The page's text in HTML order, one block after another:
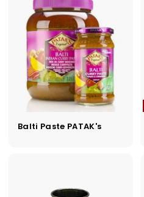
Balti Paste PATAK's